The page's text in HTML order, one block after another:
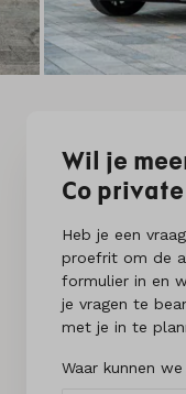
Wil je
Co
Heb je een
proefrit om de
formulier in en
je vragen te
met je in te
Waar kunnen